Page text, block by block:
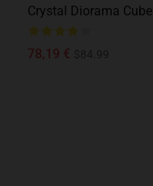
Crystal Diorama Cube
78,19 €